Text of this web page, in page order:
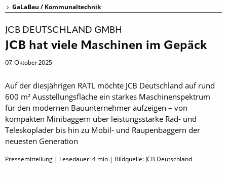
GaLaBau / Kommunaltechnik
JCB DEUTSCHLAND GMBH
JCB hat viele Maschinen im Gepäck
07. Oktober 2025
Auf der diesjährigen RATL möchte JCB Deutschland auf rund
600 m² Ausstellungsfläche ein starkes Maschinenspektrum
für den modernen Bauunternehmer aufzeigen – von
kompakten Minibaggern über leistungsstarke Rad- und
Teleskoplader bis hin zu Mobil- und Raupenbaggern der
neuesten Generation
Pressemitteilung | Lesedauer:4 min | Bildquelle: JCB Deutschland